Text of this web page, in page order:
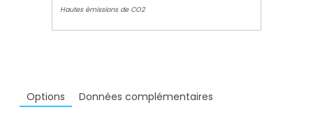
Options Données complémentaires
Hautes émissions de CO2